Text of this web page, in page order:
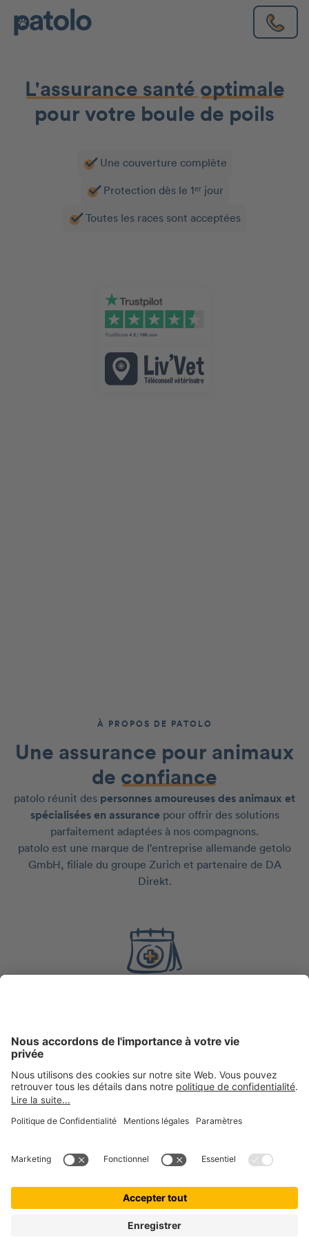
L'assurance santé optimale
pour votre boule de poils
Une couverture complète
Protection dès le 1ᵉʳ jour
Toutes les races sont acceptées
À PROPOS DE PATOLO
Une assurance pour animaux
de confiance
patolo réunit des personnes amoureuses des animaux et
spécialisées en assurance pour offrir des solutions
parfaitement adaptées à nos compagnons.
patolo est une marque de l’entreprise allemande getolo
GmbH, filiale du groupe Zurich et partenaire de DA
Direkt.
200 000 +
100 000 +
boules de poils assurées